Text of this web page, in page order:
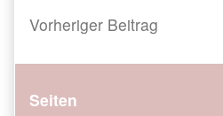
Beitragsnavigation
Previous
Vorheriger Beitrag
Seiten